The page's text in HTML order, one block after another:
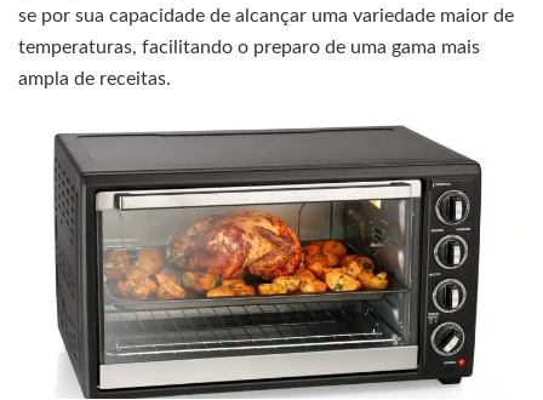
se por sua capacidade de alcançar uma variedade maior de
temperaturas, facilitando o preparo de uma gama mais
ampla de receitas.